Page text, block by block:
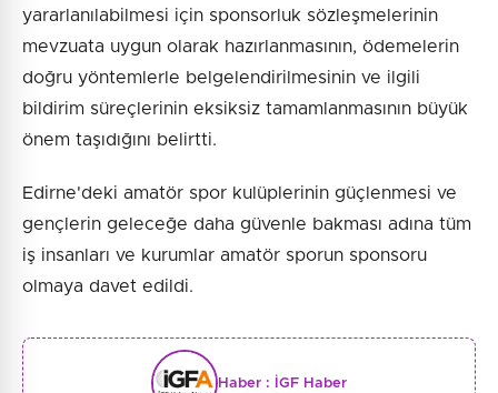
yararlanılabilmesi için sponsorluk sözleşmelerinin
mevzuata uygun olarak hazırlanmasının, ödemelerin
doğru yöntemlerle belgelendirilmesinin ve ilgili
bildirim süreçlerinin eksiksiz tamamlanmasının büyük
önem taşıdığını belirtti.
Edirne'deki amatör spor kulüplerinin güçlenmesi ve
gençlerin geleceğe daha güvenle bakması adına tüm
iş insanları ve kurumlar amatör sporun sponsoru
olmaya davet edildi.
Haber : İGF Haber